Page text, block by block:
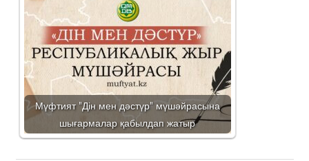
Мүфтият "Дін мен дәстүр" мүшәйрасына
шығармалар қабылдап жатыр